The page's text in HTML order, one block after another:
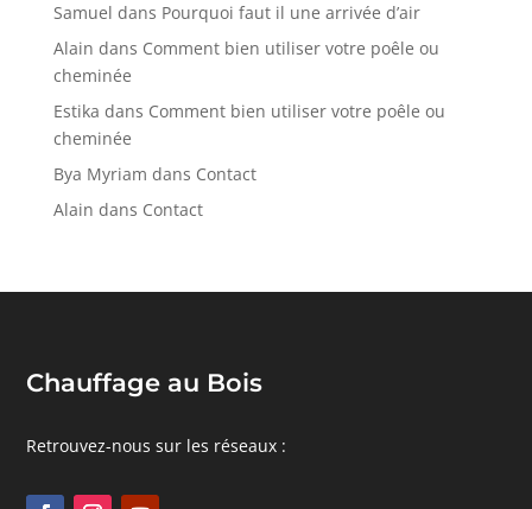
Samuel dans Pourquoi faut il une arrivée d’air
Alain dans Comment bien utiliser votre poêle ou
cheminée
Estika dans Comment bien utiliser votre poêle ou
cheminée
Bya Myriam dans Contact
Alain dans Contact
Chauffage au Bois
Retrouvez-nous sur les réseaux :